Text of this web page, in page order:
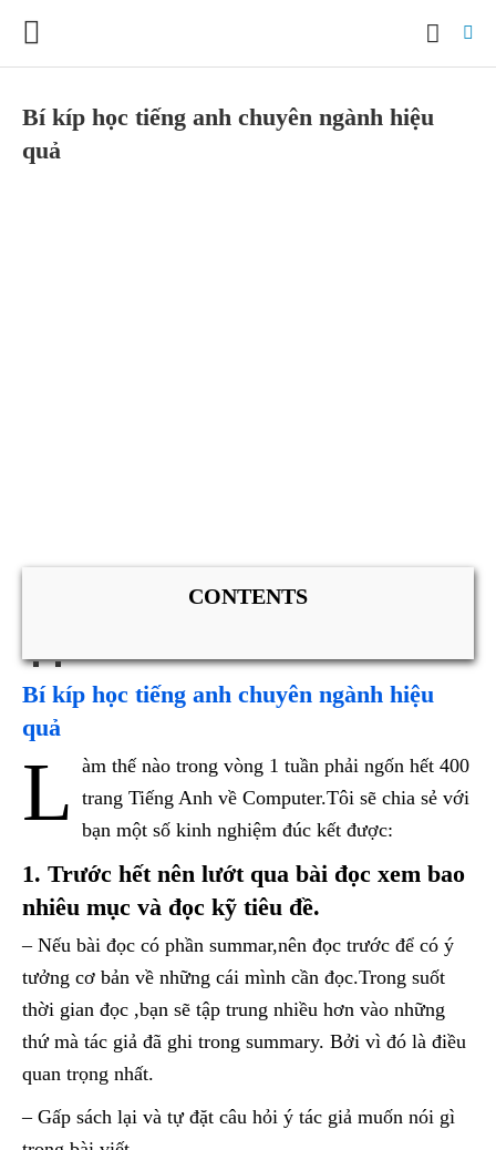
Bí kíp học tiếng anh chuyên ngành hiệu
quả
CONTENTS
Bí kíp học tiếng anh chuyên ngành hiệu
quả
L àm thế nào trong vòng 1 tuần phải ngốn hết 400
trang Tiếng Anh về Computer.Tôi sẽ chia sẻ với
bạn một số kinh nghiệm đúc kết được:
1. Trước hết nên lướt qua bài đọc xem bao
nhiêu mục và đọc kỹ tiêu đề.
– Nếu bài đọc có phần summar,nên đọc trước để có ý
tưởng cơ bản về những cái mình cần đọc.Trong suốt
thời gian đọc ,bạn sẽ tập trung nhiều hơn vào những
thứ mà tác giả đã ghi trong summary. Bởi vì đó là điều
quan trọng nhất.
– Gấp sách lại và tự đặt câu hỏi ý tác giả muốn nói gì